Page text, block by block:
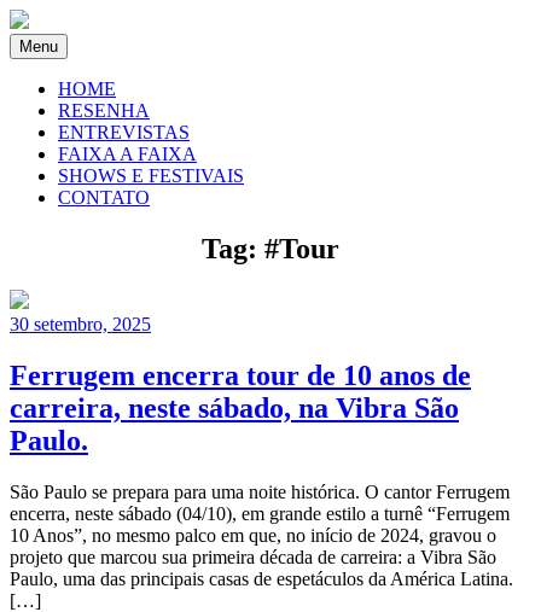
Menu
HOME
RESENHA
ENTREVISTAS
FAIXA A FAIXA
SHOWS E FESTIVAIS
CONTATO
Tag: #Tour
30 setembro, 2025
Ferrugem encerra tour de 10 anos de
carreira, neste sábado, na Vibra São
Paulo.
São Paulo se prepara para uma noite histórica. O cantor Ferrugem
encerra, neste sábado (04/10), em grande estilo a turnê “Ferrugem
10 Anos”, no mesmo palco em que, no início de 2024, gravou o
projeto que marcou sua primeira década de carreira: a Vibra São
Paulo, uma das principais casas de espetáculos da América Latina.
[…]